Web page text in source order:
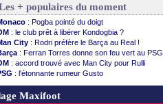
Brest: un gardien norvégien en approche ?
OM: McCourt a versé 120 M€ en 2026
PSG: 4 retours dans le groupe face à Man Utd ...
Nice: Kevin Carlos va partir en Italie
L1: prison avec sursis requis contre un arbitre
Leganés: c'est signé pour Luca Zidane (off.)
Atletico: Ruggeri en route pour Aston Villa
Monaco: Filipe Luis soutient Biereth
PSG : Nsoki va signer en Croatie
+ populaires du moment
: Pogba pointé du doigt
: le club prêt à libérer Kondogbia ?
City : Rodri préfère le Barça au Real !
: Ferran Torres donne son feu vert au PSG
: accord trouvé avec Man City pour Rulli
: l'étonnante rumeur Gusto
: Owori battu à mort à Kampala
Maxifoot